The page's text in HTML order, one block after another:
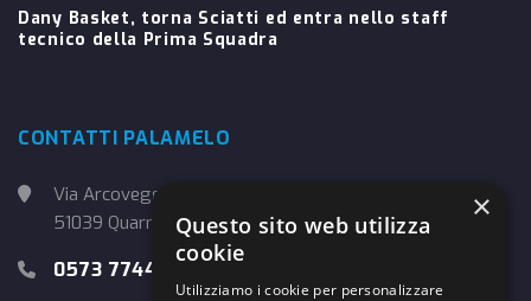
Dany Basket, torna Sciatti ed entra nello staff
tecnico della Prima Squadra
CONTATTI PALAMELO
Via Arcoveggio, 4
51039 Quarrata (PT)
0573 774457
×
Questo sito web utilizza
cookie
Utilizziamo i cookie per personalizzare